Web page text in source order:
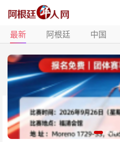
最新 阿根廷 中国